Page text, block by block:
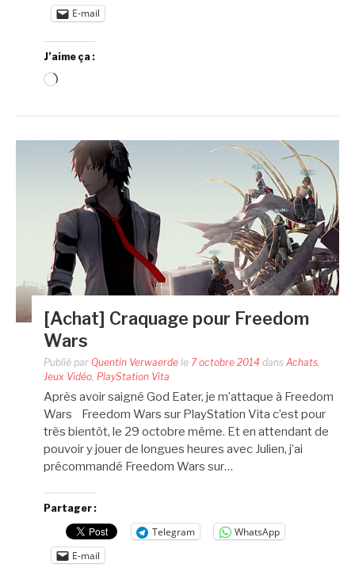
E-mail
J’aime ça :
Chargement…
[Achat] Craquage pour Freedom
Wars
Publié par Quentin Verwaerde le 7 octobre 2014 dans Achats
Jeux Vidéo PlayStation Vita
Après avoir saigné God Eater, je m’attaque à Freedom
Wars Freedom Wars sur PlayStation Vita c’est pour
très bientôt, le 29 octobre même. Et en attendant de
pouvoir y jouer de longues heures avec Julien, j’ai
précommandé Freedom Wars sur…
Partager :
Telegram
WhatsApp
E-mail